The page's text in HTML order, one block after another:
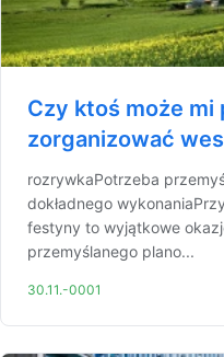
Czy ktoś może mi
zorganizować
rozrywkaPotrzeba
dokładnego
festyny to wyjątkowe
przemyślanego plano...
30.11.-0001